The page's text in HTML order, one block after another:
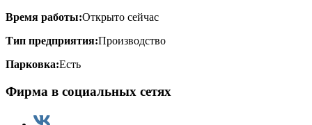
Время работы:Открыто сейчас
Тип предприятия:Производство
Парковка:Есть
Фирма в социальных сетях